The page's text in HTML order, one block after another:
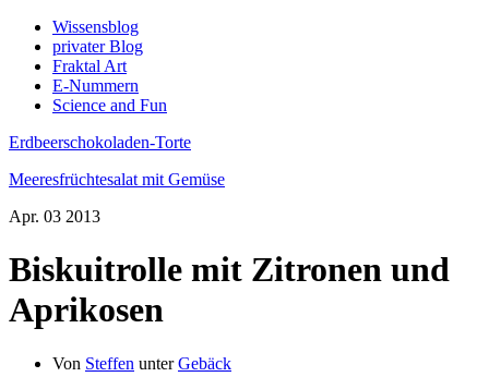
Wissensblog
privater Blog
Fraktal Art
E-Nummern
Science and Fun
Erdbeerschokoladen-Torte
Meeresfrüchtesalat mit Gemüse
Apr. 03 2013
Biskuitrolle mit Zitronen und
Aprikosen
Von Steffen unterGebäck